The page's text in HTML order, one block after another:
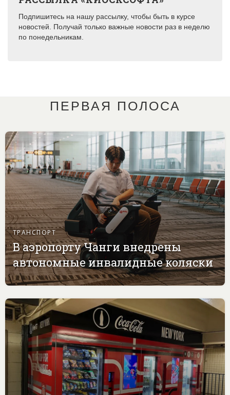
Подпишитесь на нашу рассылку, чтобы быть в курсе
новостей. Получай только важные новости раз в неделю
по понедельникам.
ПЕРВАЯ ПОЛОСА
ТРАНСПОРТ
В аэропорту Чанги внедрены
автономные инвалидные коляски